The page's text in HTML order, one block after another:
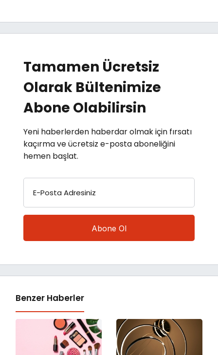
Tamamen Ücretsiz
Olarak Bültenimize
Abone Olabilirsin
Yeni haberlerden haberdar olmak için fırsatı
kaçırma ve ücretsiz e-posta aboneliğini
hemen başlat.
E-Posta Adresiniz
Benzer Haberler